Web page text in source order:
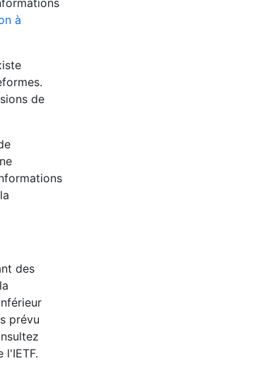
à
de
des
prévu
l'IETF.